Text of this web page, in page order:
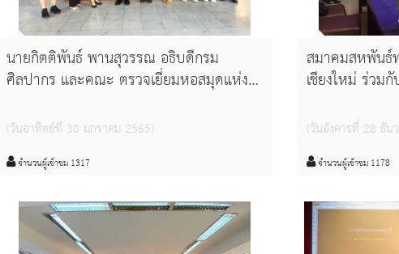
นายกิตติพันธ์ พานสุวรรณ อธิบดีกรม
ศิลปากร และคณะ ตรวจเยี่ยมหอสมุดแห่ง
ติดตามผลการดำเนินงานของหน่วยงานใน
(วันอาทิตย์ที่ 30 มกราคม 2565)
จำนวนผู้เข้าชม 1317
สมาคมสหพันธ์
เชียงใหม่ ร่วม
ปี ๒๕๖๔ และกิ
(วันอังคารที่ 28 ธัน
จำนวนผู้เข้าชม 1178